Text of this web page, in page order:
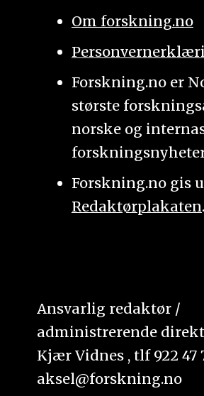
Om forskning.no
Forskning.no er
største
norske og
Forskning.no gis
Redaktørplakaten.
Ansvarlig redaktør /
administrerende
Kjær Vidnes , tlf 922 47
aksel@forskning.no